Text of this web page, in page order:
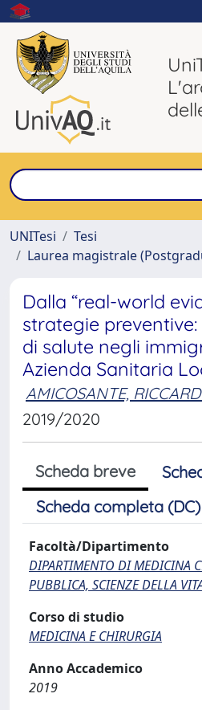
UNITesi
Tesi
Laurea magistrale
Dalla “real-world
strategie
di salute negli
Azienda Sanitaria
AMICOSANTE,
2019/2020
Scheda breve
Scheda completa (DC)
Facoltà/Dipartimento
DIPARTIMENTO DI MEDICINA
PUBBLICA, SCIENZE DELLA
Corso di studio
MEDICINA E CHIRURGIA
Anno Accademico
2019